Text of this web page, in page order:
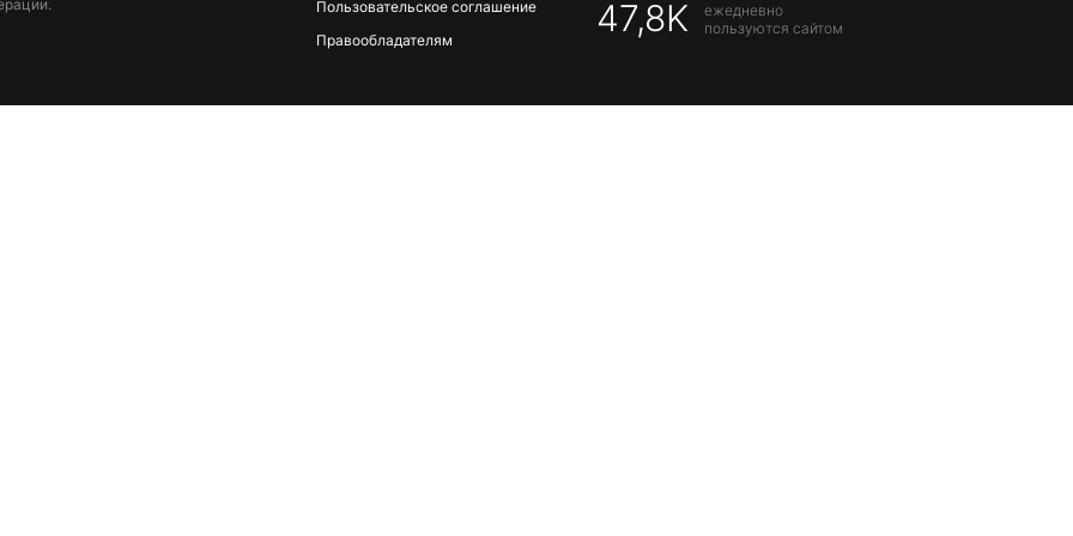
Пользовательское соглашение
Правообладателям
47,8K
ежедневно
пользуются сайтом